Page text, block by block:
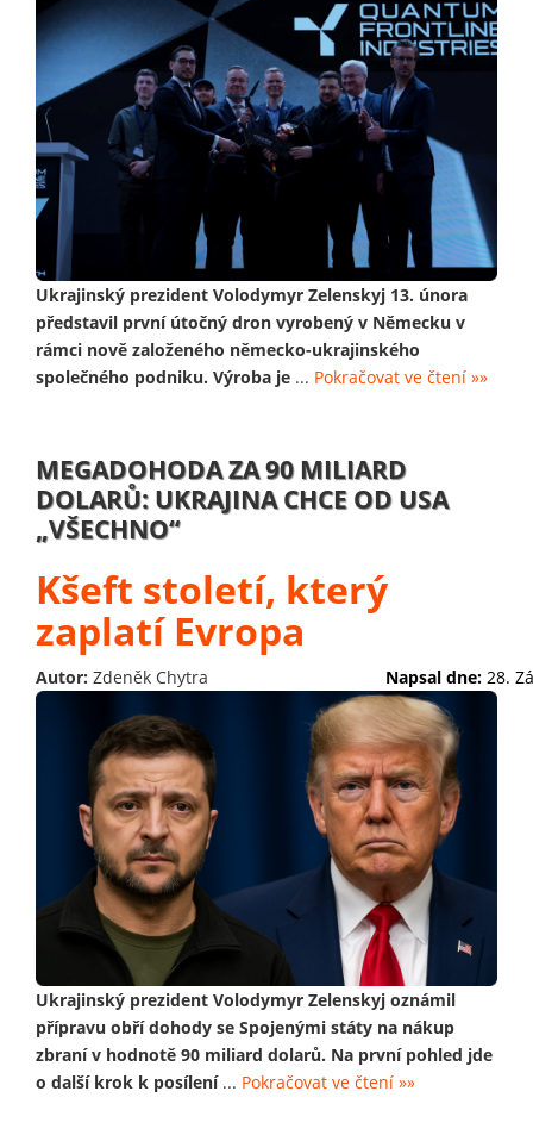
Ukrajinský prezident Volodymyr Zelenskyj 13. února
představil první útočný dron vyrobený v Německu v
rámci nově založeného německo-ukrajinského
společného podniku. Výroba je ... Pokračovat ve čtení »»
MEGADOHODA ZA 90 MILIARD
DOLARŮ: UKRAJINA CHCE OD USA
„VŠECHNO“
Kšeft století, který
zaplatí Evropa
Autor: Zdeněk Chytra Napsal dne: 28.
Ukrajinský prezident Volodymyr Zelenskyj oznámil
přípravu obří dohody se Spojenými státy na nákup
zbraní v hodnotě 90 miliard dolarů. Na první pohled jde
o další krok k posílení... Pokračovat ve čtení »»